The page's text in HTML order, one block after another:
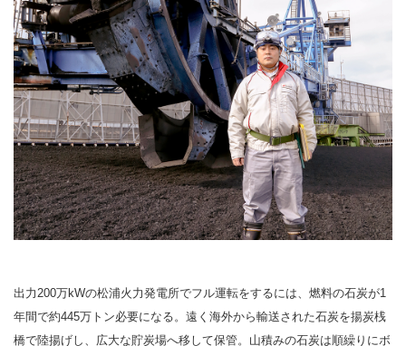
出力200万kWの松浦火力発電所でフル運転をするには、燃料の石炭が1
年間で約445万トン必要になる。遠く海外から輸送された石炭を揚炭桟
橋で陸揚げし、広大な貯炭場へ移して保管。山積みの石炭は順繰りにボ